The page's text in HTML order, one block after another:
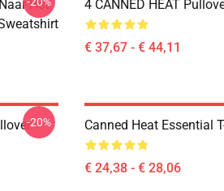
Het
4 CANNED HEAT
€ 37,67 - € 44,11
-20% Canned Heat Essential
€ 24,38 - € 28,06